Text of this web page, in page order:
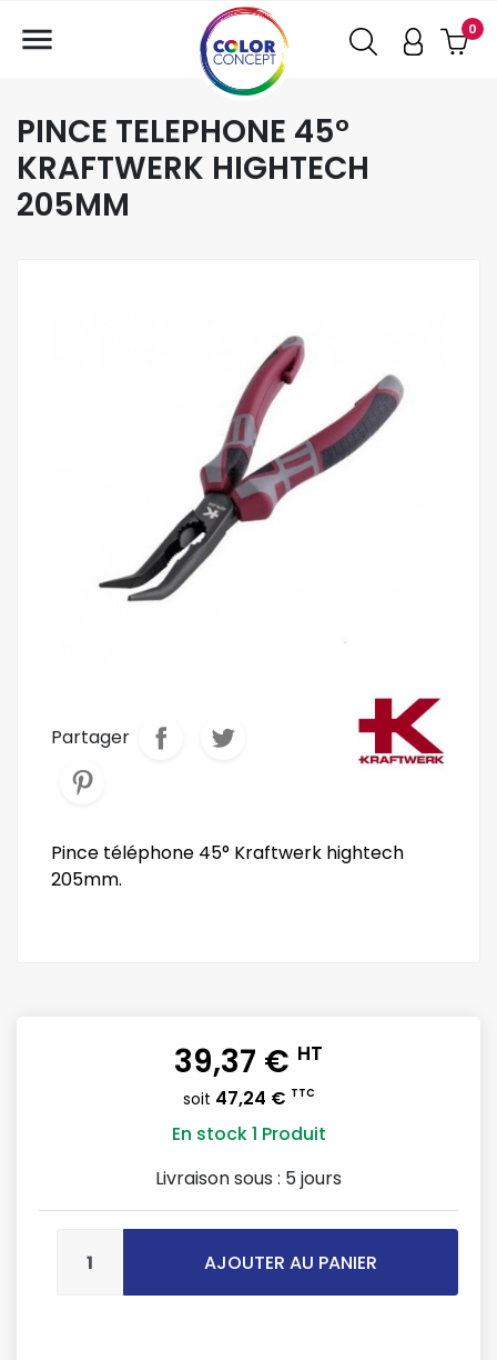
0

PINCE TELEPHONE 45°
KRAFTWERK HIGHTECH
205MM
Partager
Pince téléphone 45° Kraftwerk hightech
205mm.
39,37 € HT
soit 47,24 € TTC
En stock1 Produit
Livraison sous : 5 jours
AJOUTER AU PANIER